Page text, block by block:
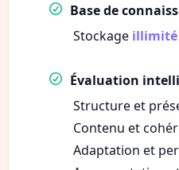
Base de
Stockage illimité
Évaluation
Structure et
Contenu et
Adaptation et